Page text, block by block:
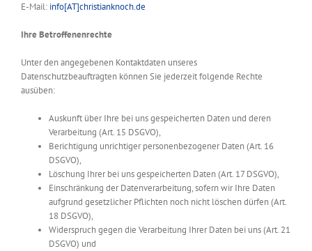
E-Mail: info[AT]christianknoch.de
Ihre Betroffenenrechte
Unter den angegebenen Kontaktdaten unseres
Datenschutzbeauftragten können Sie jederzeit folgende Rechte
ausüben:
Auskunft über Ihre bei uns gespeicherten Daten und deren
Verarbeitung (Art. 15 DSGVO),
Berichtigung unrichtiger personenbezogener Daten (Art. 16
DSGVO),
Löschung Ihrer bei uns gespeicherten Daten (Art. 17 DSGVO),
Einschränkung der Datenverarbeitung, sofern wir Ihre Daten
aufgrund gesetzlicher Pflichten noch nicht löschen dürfen (Art.
18 DSGVO),
Widerspruch gegen die Verarbeitung Ihrer Daten bei uns (Art. 21
DSGVO) und